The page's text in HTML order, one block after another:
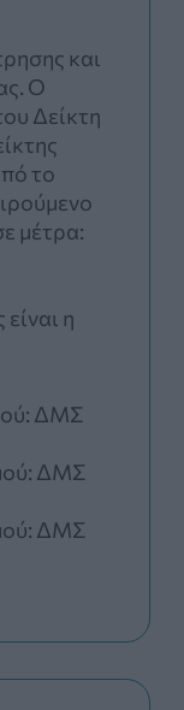
και
Ο
Δείκτη
το
μέτρα:
η
ΔΜΣ
ΔΜΣ
ΔΜΣ